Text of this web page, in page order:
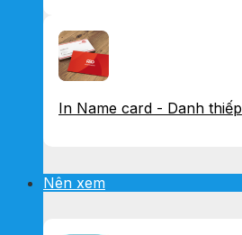
In Name card - Danh thiếp
Nên xem